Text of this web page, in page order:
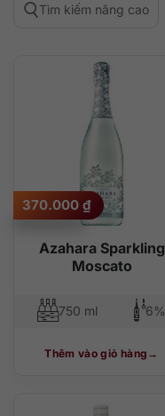
Tìm kiếm nâng cao
Azahara Sparkling
Moscato
370.000 ₫
750 ml 6%
Thêm vào giỏ hàng